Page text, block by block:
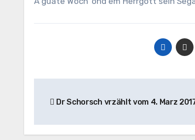
Dr Schorsch vrzählt vom 4. Marz